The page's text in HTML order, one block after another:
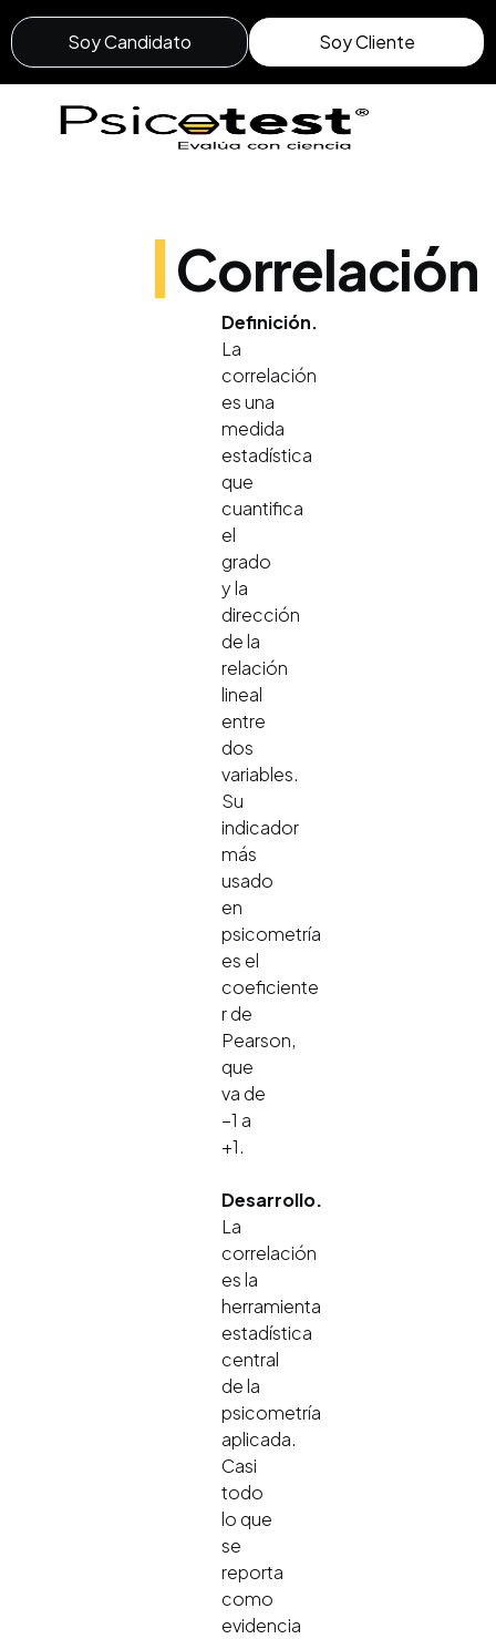
Soy Candidato Soy Cliente
Correlación
Definición.
La
correlación
es una
medida
estadística
que
cuantifica
el
grado
y la
dirección
de la
relación
lineal
entre
dos
variables.
Su
indicador
más
usado
en
psicometría
es el
coeficiente
r de
Pearson,
que
va de
−1 a
+1.
Desarrollo.
La
correlación
es la
herramienta
estadística
central
de la
psicometría
aplicada.
Casi
todo
lo que
se
reporta
como
evidencia